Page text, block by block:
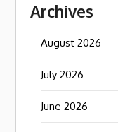
Archives
August 2026
July 2026
June 2026